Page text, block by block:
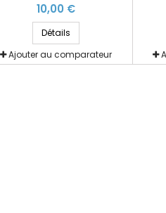
10,00 €
Détails
Ajouter au comparateur